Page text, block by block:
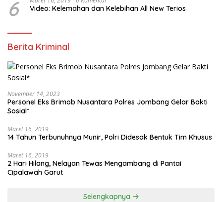
6 Video: Kelemahan dan Kelebihan All New Terios
Berita Kriminal
November 14, 2023
Personel Eks Brimob Nusantara Polres Jombang Gelar Bakti
Sosial*
Maret 16, 2019
14 Tahun Terbunuhnya Munir, Polri Didesak Bentuk Tim Khusus
Maret 16, 2019
2 Hari Hilang, Nelayan Tewas Mengambang di Pantai
Cipalawah Garut
Selengkapnya